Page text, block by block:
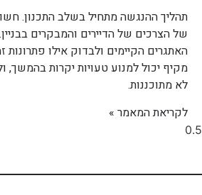
תהליך ההנגשה מתחיל בשלב התכנון.
של הצרכים של הדיירים והמבקרים
האתגרים הקיימים ולבדוק אילו פתרונות
מקיף יכול למנוע טעויות יקרות בהמשך,
לא מתוכננות.
לקריאת המאמר »